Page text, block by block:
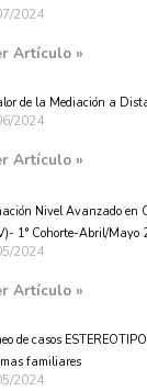
2024
Artículo »
de la Mediación a
2024
Artículo »
Nivel Avanzado en
1° Cohorte-Abril/Mayo
2024
Artículo »
de casos
familiares
2024